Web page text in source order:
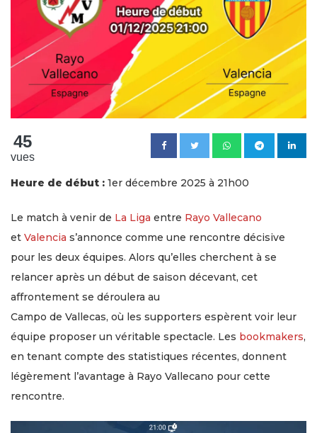
45
vues
Heure de début : 1er décembre 2025 à 21h00
Le match à venir de La Liga entre Rayo Vallecano
et Valencia s’annonce comme une rencontre décisive
pour les deux équipes. Alors qu’elles cherchent à se
relancer après un début de saison décevant, cet
affrontement se déroulera au
Campo de Vallecas, où les supporters espèrent voir leur
équipe proposer un véritable spectacle. Les bookmakers,
en tenant compte des statistiques récentes, donnent
légèrement l’avantage à Rayo Vallecano pour cette
rencontre.